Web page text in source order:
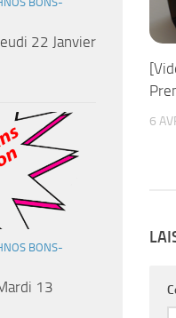
6
22 Janvier
BONS-
13